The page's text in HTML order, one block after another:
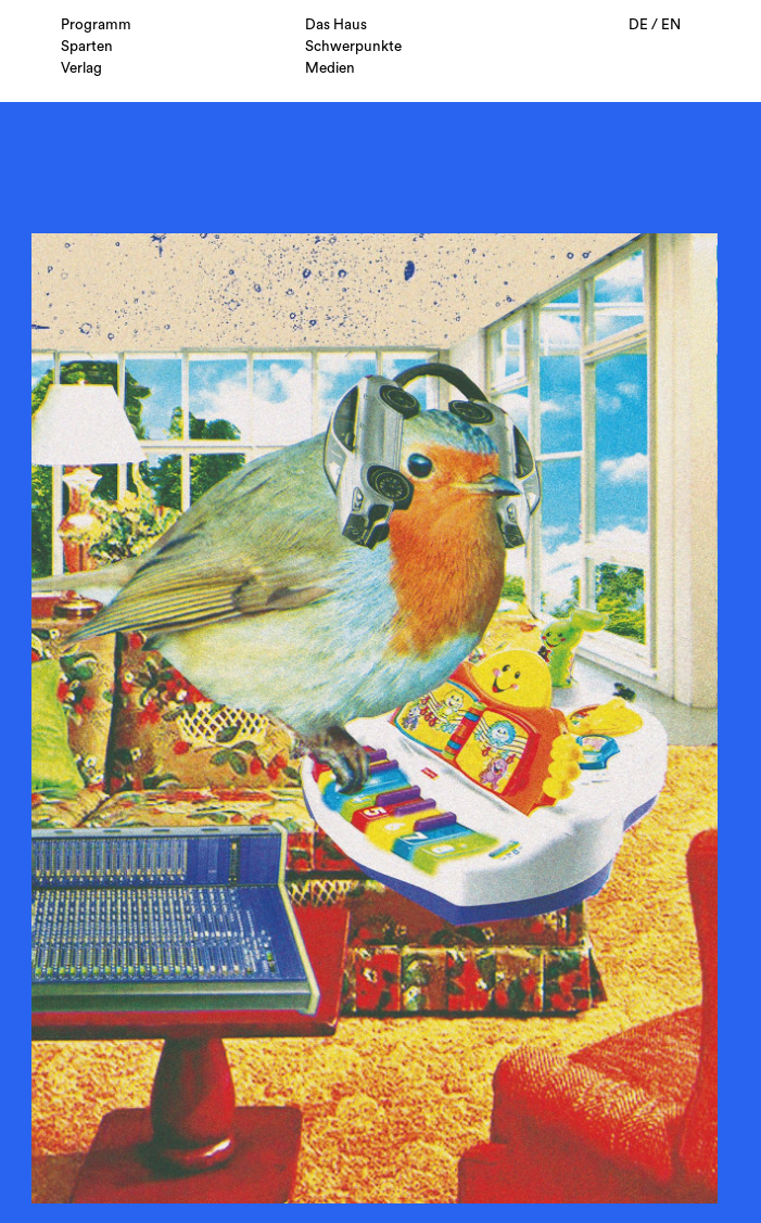
Programm
Das Haus
Sparten
Schwerpunkte
Verlag
Medien
DE/ EN